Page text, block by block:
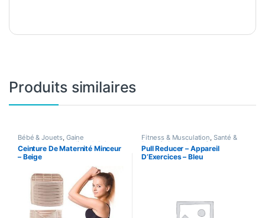
Produits similaires
Bébé & Jouets, Gaine
Amincissante,Hygiène & Soins
personnels,Santé & Beauté,
Santé & Premiers Soins
Ceinture De Maternité Minceur
– Beige
Fitness & Musculation, Santé &
Beauté Sport & Santé
Pull Reducer – Appareil
D’Exercices – Bleu